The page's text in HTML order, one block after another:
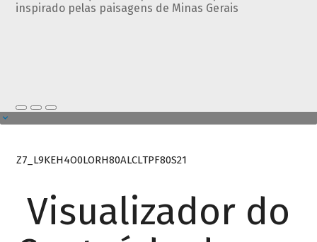
inspirado pelas paisagens de Minas Gerais
Z7_L9KEH4O0LORH80ALCLTPF80S21
Visualizador do